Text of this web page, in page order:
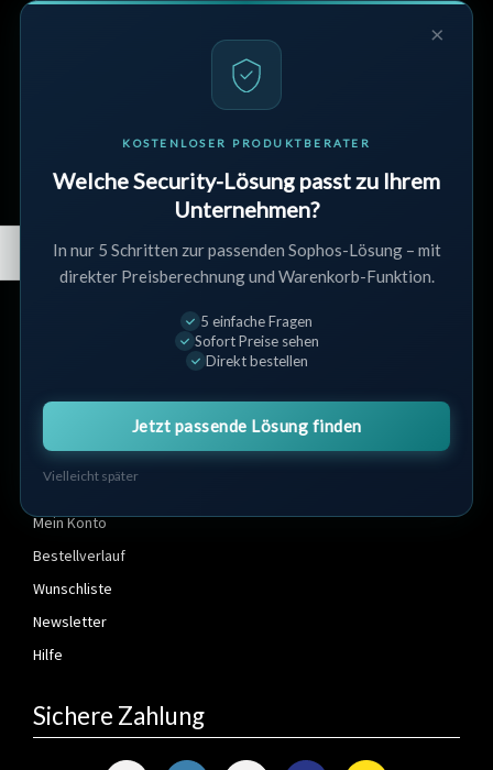
Rückgabe & Erstattung
Streitbeilegung
Kundenservice
Mein Konto
Mein Konto
Bestellverlauf
Wunschliste
Newsletter
Hilfe
Sichere Zahlung
×
KOSTENLOSER PRODUKTBERATER
Welche Security-Lösung passt zu Ihrem
Unternehmen?
In nur 5 Schritten zur passenden Sophos-Lösung – mit
direkter Preisberechnung und Warenkorb-Funktion.
5 einfache Fragen
Sofort Preise sehen
Direkt bestellen
Jetzt passende Lösung finden
Vielleicht später